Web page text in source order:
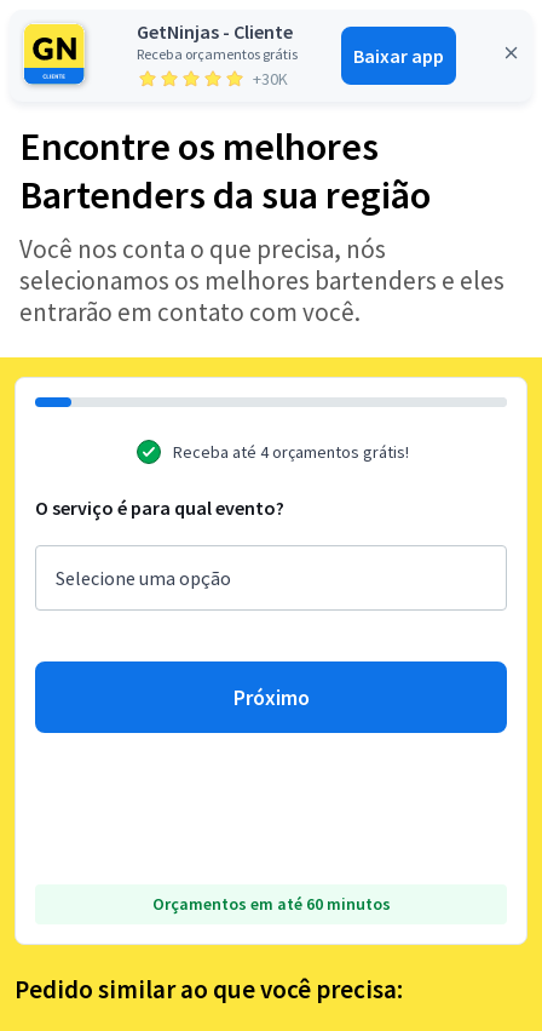
GetNinjas - Cliente
Receba orçamentos grátis
+30K
Baixar app
Entrar
Encontre os melhores
Bartenders da sua região
Você nos conta o que precisa, nós
selecionamos os melhores bartenders e eles
entrarão em contato com você.
Receba até 4 orçamentos grátis!
O serviço é para qual evento?
Próximo
Orçamentos em até 60 minutos
Pedido similar ao que você precisa: